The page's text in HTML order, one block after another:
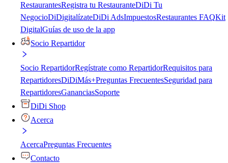
RestaurantesRegistra tu RestauranteDiDi Tu
NegocioDiDigitalízateDiDi AdsImpuestosRestaurantes FAQKit
DigitalGuías de uso de la app
Socio Repartidor
Socio RepartidorRegístrate como RepartidorRequisitos para
RepartidoresDiDiMás+Preguntas FrecuentesSeguridad para
RepartidoresGananciasSoporte
DiDi Shop
Acerca
AcercaPreguntas Frecuentes
Contacto